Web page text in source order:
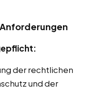
der rechtlichen
und der